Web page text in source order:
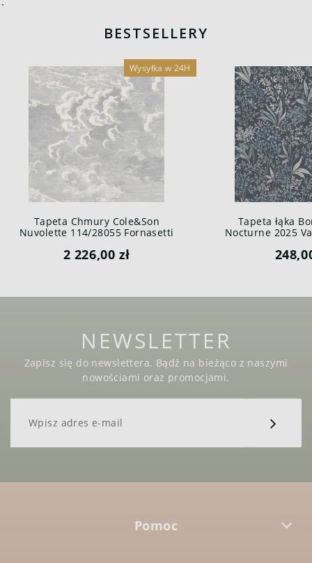
`
BESTSELLERY
Tapeta Chmury Cole&Son
Nuvolette 114/28055 Fornasetti
2 226,00 zł
Wysyłka w 24H
Tapeta łąka
Nocturne 2025
NEWSLETTER
Zapisz się do newslettera. Bądź na bieżąco z naszymi
nowościami oraz promocjami.
Pomoc